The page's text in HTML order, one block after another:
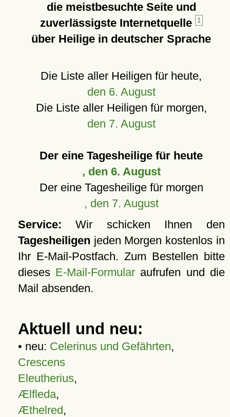
die meistbesuchte Seite und
zuverlässigste Internetquelle
1
über Heilige in deutscher Sprache
Die Liste aller Heiligen für heute,
den 6. August
Die Liste aller Heiligen für morgen,
den 7. August
Der eine Tagesheilige für heute
, den 6. August
Der eine Tagesheilige für morgen
, den 7. August
Service: Wir schicken Ihnen den
Tagesheiligen jeden Morgen kostenlos in
Ihr E-Mail-Postfach. Zum Bestellen bitte
dieses E-Mail-Formular aufrufen und die
Mail absenden.
Aktuell und neu:
• neu: Celerinus und Gefährten,
Crescens
Eleutherius,
Ælfleda,
Æthelred,